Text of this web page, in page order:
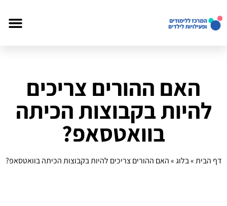
האם ההורים צריכים
להיות בקבוצות הכיתה
בוואטסאפ?
דף הבית»בלוג»האם ההורים צריכים להיות בקבוצות הכיתה בוואטסאפ?